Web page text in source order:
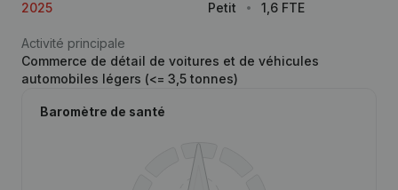
2025
Petit
1,6 FTE
Activité principale
Commerce de détail de voitures et de véhicules
automobiles légers (<= 3,5 tonnes)
Baromètre de santé